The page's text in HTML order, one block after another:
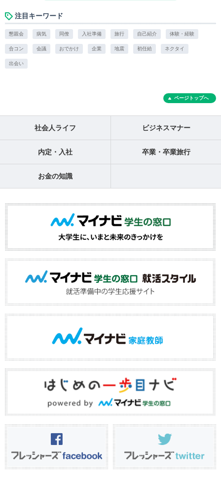
注目キーワード
懇親会 病気 同僚 入社準備 旅行 自己紹介 体験・経験
合コン 会議 おでかけ 企業 地震 初任給 ネクタイ
出会い
ページトップへ
社会人ライフ ビジネスマナー
内定・入社 卒業・卒業旅行
お金の知識